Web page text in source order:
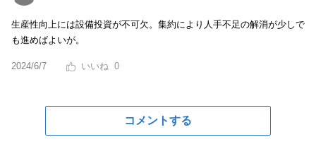
生産性向上には設備投資が不可欠。集約により人手不足の解消が少しで
も進めばよいが。
2024/6/7 0
コメントする